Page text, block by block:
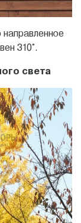
310°.
света